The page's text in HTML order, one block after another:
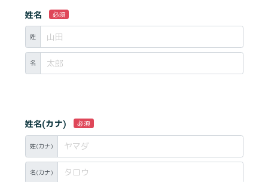
姓名 必須
姓
名
姓名(カナ) 必須
姓(カナ)
名(カナ)